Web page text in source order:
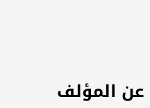
المؤلف